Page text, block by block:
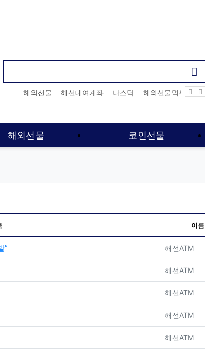
인기검색어
해외선물 해선대여계좌 나스닥 해외선물먹튀업체
해외선물 코인선물
이름
” 등록자
해선ATM
등록자
해선ATM
등록자
해선ATM
등록자
해선ATM
등록자
해선ATM